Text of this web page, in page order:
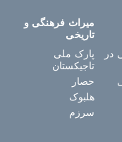
در
میراث فرهنگی و
تاریخی
پارک ملی
تاجیکستان
حصار
هلبوک
سرزم